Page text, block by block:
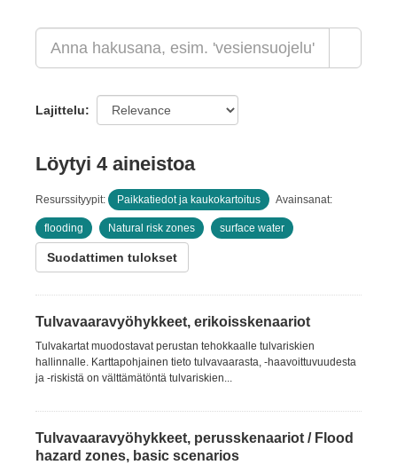
Lajittelu
Löytyi 4 aineistoa
Resurssityypit: Paikkatiedot ja kaukokartoitus Avainsanat:
flooding Natural risk zones surface water
Suodattimen tulokset
Tulvavaaravyöhykkeet, erikoisskenaariot
Tulvakartat muodostavat perustan tehokkaalle tulvariskien
hallinnalle. Karttapohjainen tieto tulvavaarasta, -haavoittuvuudesta
ja -riskistä on välttämätöntä tulvariskien...
Tulvavaaravyöhykkeet, perusskenaariot / Flood
hazard zones, basic scenarios